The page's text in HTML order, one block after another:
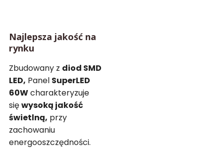
Najlepsza jakość na
rynku
Zbudowany z diod SMD
LED, Panel SuperLED
60Wcharakteryzuje
sięwysoką jakość
świetlną, przy
zachowaniu
energooszczędności.